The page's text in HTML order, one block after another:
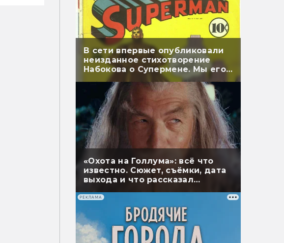
В сети впервые опубликовали
неизданное стихотворение
Набокова о Супермене. Мы его
перевели
«Охота на Голлума»: всё что
известно. Сюжет, съёмки, дата
выхода и что рассказал
РЕКЛАМА